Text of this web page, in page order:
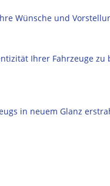
Wünsche und
Ihrer Fahrzeuge
in neuem Glanz